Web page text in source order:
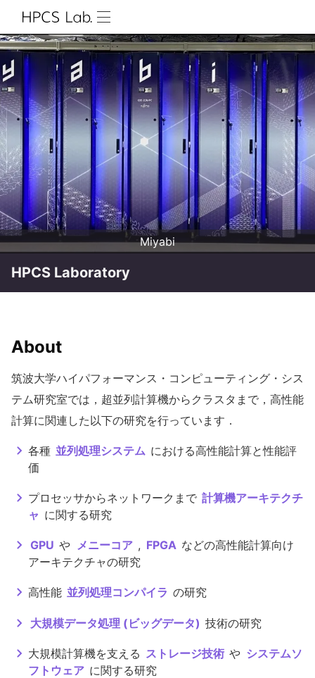
Miyabi
HPCS Laboratory
About
筑波大学ハイパフォーマンス・コンピューティング・シス
テム研究室では，超並列計算機からクラスタまで，高性能
計算に関連した以下の研究を行っています．
各種 並列処理システム における高性能計算と性能評
価
プロセッサからネットワークまで 計算機アーキテクチ
ャ に関する研究
GPU や メニーコア , FPGA などの高性能計算向け
アーキテクチャの研究
高性能 並列処理コンパイラ の研究
大規模データ処理 (ビッグデータ) 技術の研究
大規模計算機を支える ストレージ技術 や システムソ
フトウェア に関する研究